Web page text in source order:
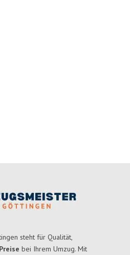
steht für Qualität,
bei Ihrem Umzug. Mit